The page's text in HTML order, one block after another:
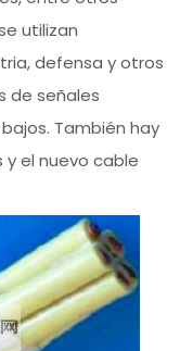
utilizan
defensa y otros
de señales
También hay
el nuevo cable